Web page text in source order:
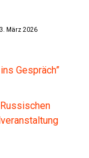
März 2026
Gespräch”